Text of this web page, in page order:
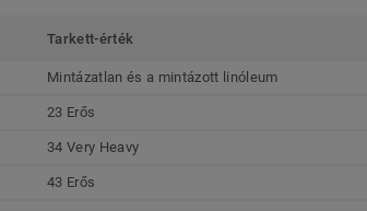
Tarkett-érték
Mintázatlan és a mintázott linóleum
23 Erős
34 Very Heavy
43 Erős